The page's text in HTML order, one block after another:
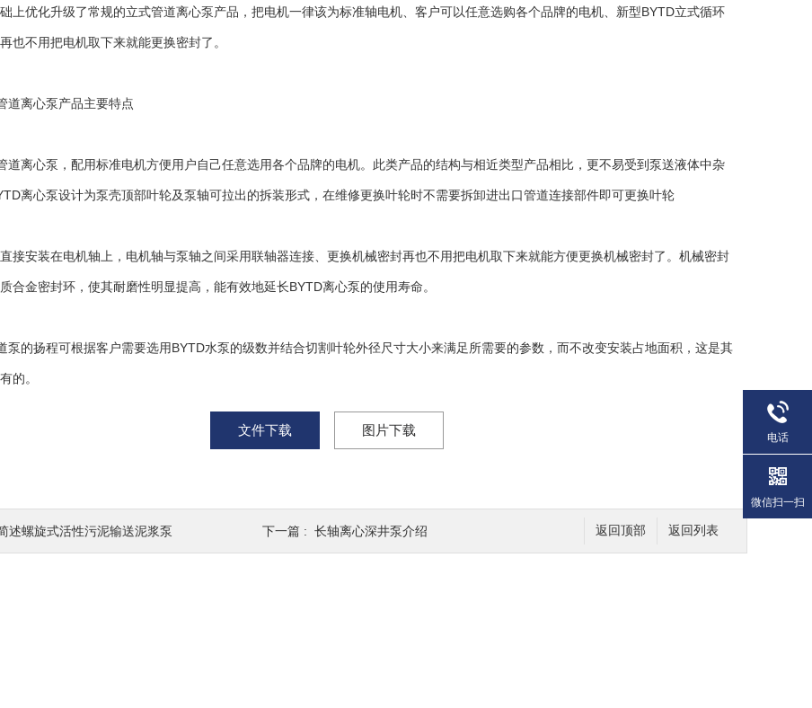
上优化升级了常规的立式管道离心泵产品，把电机一律该为标准轴电机、客户可以任意选购各个品牌的电机、新型BYTD立式循环
也不用把电机取下来就能更换密封了。
离心泵产品主要特点
离心泵，配用标准电机方便用户自己任意选用各个品牌的电机。此类产品的结构与相近类型产品相比，更不易受到泵送液体中杂
离心泵设计为泵壳顶部叶轮及泵轴可拉出的拆装形式，在维修更换叶轮时不需要拆卸进出口管道连接部件即可更换叶轮
安装在电机轴上，电机轴与泵轴之间采用联轴器连接、更换机械密封再也不用把电机取下来就能方便更换机械密封了。机械密封
合金密封环，使其耐磨性明显提高，能有效地延长BYTD离心泵的使用寿命。
的扬程可根据客户需要选用BYTD水泵的级数并结合切割叶轮外径尺寸大小来满足所需要的参数，而不改变安装占地面积，这是其
的。
文件下载 图片下载
返回列表
返回顶部
述螺旋式活性污泥输送泥浆泵 下一篇 : 长轴离心深井泵介绍
电话
微信扫一扫